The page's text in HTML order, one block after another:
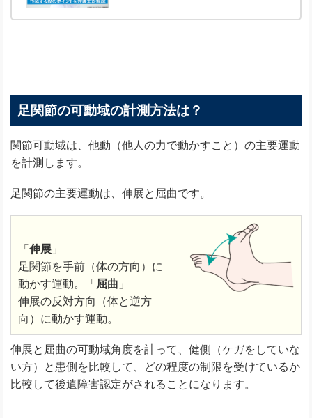
足関節の可動域の計測方法は？
関節可動域は、他動（他人の力で動かすこと）の主要運動
を計測します。
足関節の主要運動は、伸展と屈曲です。
「 伸展 」
足関節を手前（体の方向）に
動かす運動。「 屈曲 」
伸展の反対方向（体と逆方
向）に動かす運動。
伸展と屈曲の可動域角度を計って、健側（ケガをしていな
い方）と患側を比較して、どの程度の制限を受けているか
比較して後遺障害認定がされることになります。